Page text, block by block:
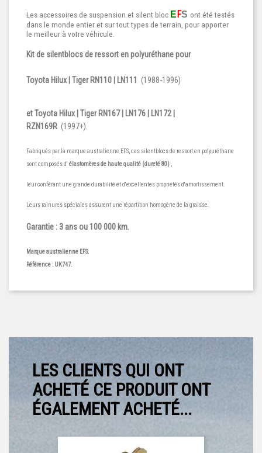
Les accessoires de suspension et silent bloc EFS ont été testés
dans le monde entier et sur tout types de terrain, pour apporter
le meilleur à votre véhicule.
Kit de silentblocs de ressort en polyuréthane pour
Toyota Hilux | Tiger RN110 | LN111 (1988-1996)
et Toyota Hilux | Tiger RN167 | LN176 | LN172 |
RZN169R (1997+).
Fabriqués par la marque australienne EFS, ces silentblocs de ressort en polyuréthane
sont composés d' élastomères de haute qualité (dureté 80)
leur conférant une grande durabilité et d'excellentes propriétés d'amortissement.
Leurs rainures spéciales assurent une répartition homogène de la graisse.
Garantie : 3 ans ou 100 000 km.
Marque australienne EFS.
Référence : UK747.
LES CLIENTS QUI ONT
ACHETÉ CE PRODUIT ONT
ÉGALEMENT ACHETÉ...